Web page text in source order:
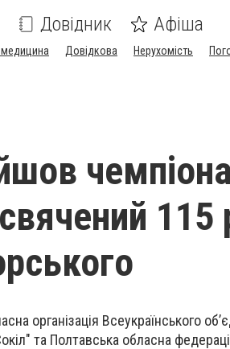
Довідник Афіша
Довідкова Нерухомість
115
організація Всеукраїнського
та Полтавська обласна